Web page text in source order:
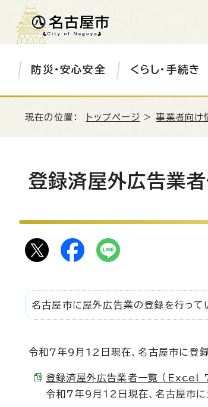
防災・安心安全 くらし・手続き
現在の位置： トップページ >事業者向け
登録済屋外広告業
名古屋市に屋外広告業の登録を行って
令和7年9月12日現在、名古屋市に登
登録済屋外広告業者一覧 （Excel
令和7年9月12日現在、名古屋市に